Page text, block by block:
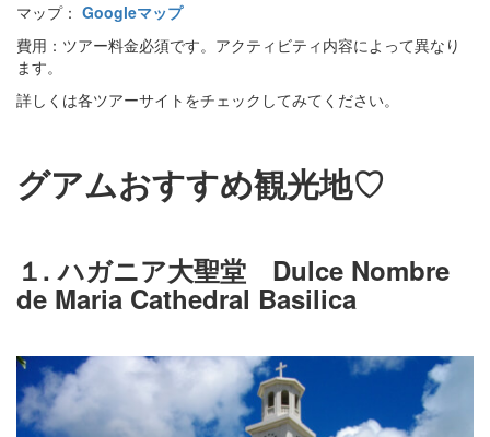
マップ： Googleマップ
費用：ツアー料金必須です。アクティビティ内容によって異なり
ます。
詳しくは各ツアーサイトをチェックしてみてください。
グアムおすすめ観光地♡
１. ハガニア大聖堂 Dulce Nombre
de Maria Cathedral Basilica